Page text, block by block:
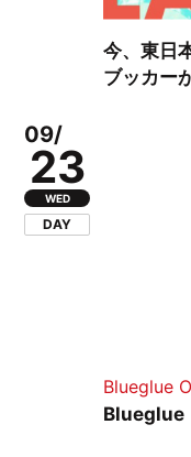
今、東日
ブッカー
09/
23
WED
DAY
Blueglue
Blueglue